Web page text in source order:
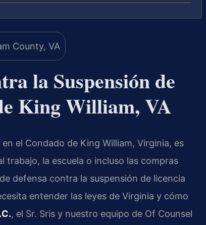
la Suspensión de
King William, VA
el Condado de King William, Virginia, es
trabajo, la escuela o incluso las compras
defensa contra la suspensión de licencia
entender las leyes de Virginia y cómo
, el Sr. Sris y nuestro equipo de Of Counsel